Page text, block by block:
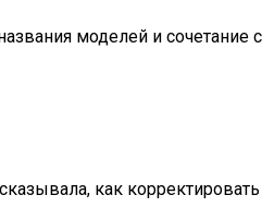
моделей и сочетание с
как корректировать